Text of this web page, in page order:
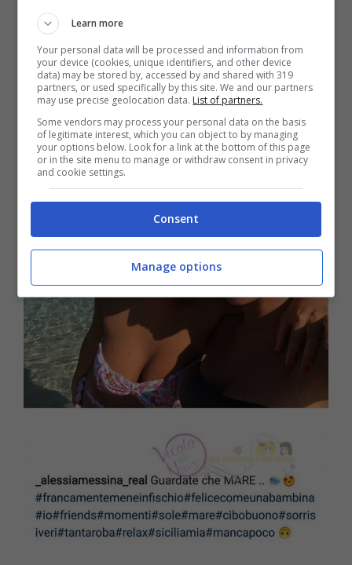
didascalia:
“Guardate che mare…#francamente me
ne infischio#felice come una bambina …”
Learn more
Your personal data will be processed and information from
your device (cookies, unique identifiers, and other device
data) may be stored by, accessed by and shared with 319
partners, or used specifically by this site. We and our partners
may use precise geolocation data. List of partners.
Some vendors may process your personal data on the basis
of legitimate interest, which you can object to by managing
your options below. Look for a link at the bottom of this page
or in the site menu to manage or withdraw consent in privacy
and cookie settings.
Consent
Manage options